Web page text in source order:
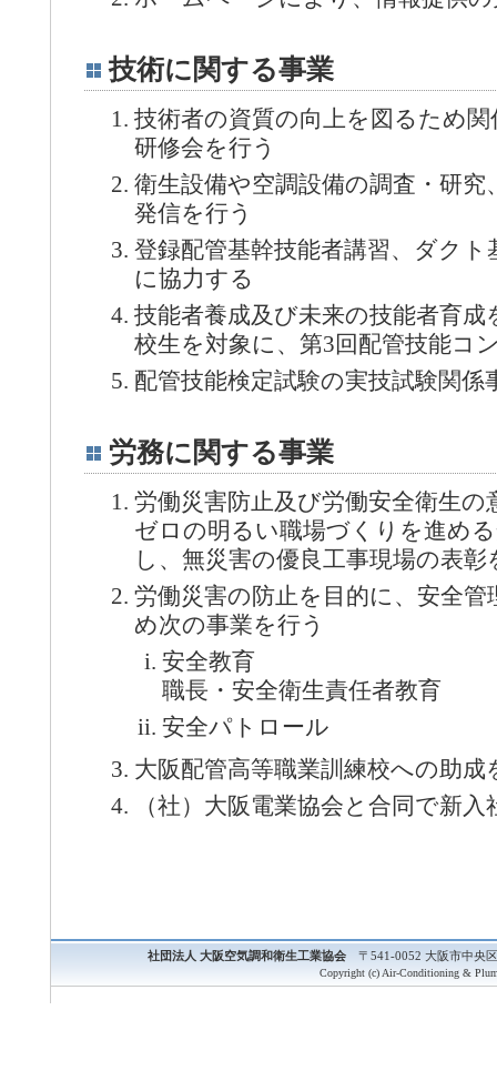
技術に関する事業
技術者の資質の向上を図るため
研修会を行う
衛生設備や空調設備の調査・研
発信を行う
登録配管基幹技能者講習、ダクト
に協力する
技能者養成及び未来の技能者育成
校生を対象に、第3回配管技能コ
配管技能検定試験の実技試験関係
労務に関する事業
労働災害防止及び労働安全衛生の
ゼロの明るい職場づくりを進め
し、無災害の優良工事現場の表彰
労働災害の防止を目的に、安全
め次の事業を行う
安全教育
職長・安全衛生責任者教育
安全パトロール
大阪配管高等職業訓練校への助成
（社）大阪電業協会と合同で新
社団法人 大阪空気調和衛生工業協会 〒541-0052 大阪市中央
Copyright (c) Air-Conditioning &